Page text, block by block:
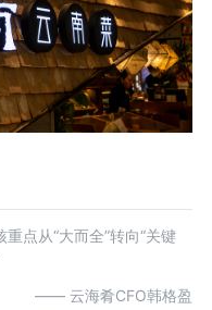
点从“大而全”转向“关键
—— 云海肴CFO韩格盈